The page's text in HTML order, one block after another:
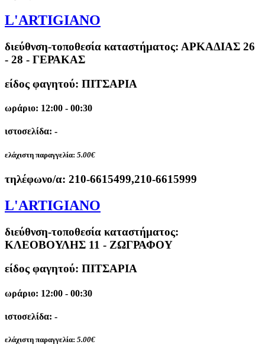
L'ARTIGIANO
διεύθνση-τοποθεσία καταστήματος: ΑΡΚΑΔΙΑΣ 26
- 28 - ΓΕΡΑΚΑΣ
είδος φαγητού: ΠΙΤΣΑΡΙΑ
ωράριο: 12:00 - 00:30
ιστοσελίδα: -
ελάχιστη παραγγελία: 5.00€
τηλέφωνο/α: 210-6615499,210-6615999
L'ARTIGIANO
διεύθνση-τοποθεσία καταστήματος:
ΚΛΕΟΒΟΥΛΗΣ 11 - ΖΩΓΡΑΦΟΥ
είδος φαγητού: ΠΙΤΣΑΡΙΑ
ωράριο: 12:00 - 00:30
ιστοσελίδα: -
ελάχιστη παραγγελία: 5.00€